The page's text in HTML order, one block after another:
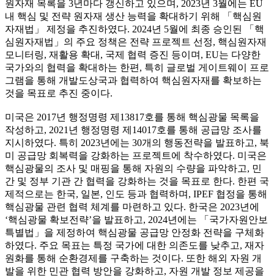
원자재 목록을 3년마다 갱신하고 있으며, 2023년 3월에는 EU
내 핵심 및 전략 원자재 생산 능력을 확대하기 위해 「핵심원
자재법」 제정을 추진하였다. 2024년 5월에 최종 승인된 「핵
심원자재법」의 주요 정책은 전략 프로젝트 선정, 핵심원자재
모니터링, 재활용 확대, 국제 협력 증진 등이며, EU는 다양한
국가와의 협력을 확대하는 한편, 특히 글로벌 게이트웨이 프로
그램을 통해 개발도상국과 협력하여 핵심원자재를 확보하는
것을 목표로 추진 중이다.
미국은 2017년 행정명령 제13817호를 통해 핵심광물 목록을
작성하고, 2021년 행정명령 제14017호를 통해 공급망 조사를
지시하였다. 특히 2023년에는 30개의 행동전략을 발표하고, 북
미 공급망 회복력을 강화하는 프로젝트에 착수하였다. 미국은
핵심광물의 조사 및 매핑을 통해 자원의 수량을 파악하고, 민
간 및 정부 기관 간 협력을 강화하는 것을 목표로 한다. 한편 국
제적으로는 한국, 일본, 인도 등과 협력하며, IPEF 협정을 통해
핵심광물 관련 협력 체계를 마련하고 있다. 한국은 2023년에
‘핵심광물 확보전략’을 발표하고, 2024년에는 「국가자원안보
특별법」을 제정하여 핵심광물 공급망 안정화 전략을 구체화
하였다. 주요 목표는 특정 국가에 대한 의존도를 낮추고, 재자
원화를 통해 순환경제를 구축하는 것이다. 또한 해외 자원 개
발을 위한 민관 협력 방안을 강화하고, 자원 개발 정보 제공을